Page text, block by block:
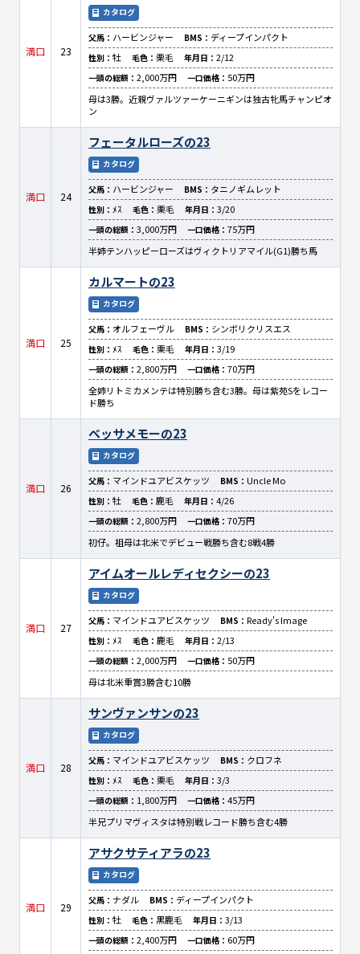
満口 23
カタログ
父馬： ハービンジャー BMS： ディープインパクト
性別： 牡 毛色： 栗毛 年月日： 2/12
一頭の総額： 2,000万円 一口価格： 50万円
母は3勝。近親ヴァルツァーケーニギンは独古牝馬チャンピオ
ン
満口 24
フェータルローズの23
カタログ
父馬： ハービンジャー BMS： タニノギムレット
性別： ﾒｽ 毛色： 栗毛 年月日： 3/20
一頭の総額： 3,000万円 一口価格： 75万円
半姉テンハッピーローズはヴィクトリアマイル(G1)勝ち馬
満口 25
カルマートの23
カタログ
父馬： オルフェーヴル BMS： シンボリクリスエス
性別： ﾒｽ 毛色： 栗毛 年月日： 3/19
一頭の総額： 2,800万円 一口価格： 70万円
全姉リトミカメンテは特別勝ち含む3勝。母は紫苑Sをレコー
ド勝ち
満口 26
ベッサメモーの23
カタログ
父馬： マインドユアビスケッツ BMS： Uncle Mo
性別： 牡 毛色： 鹿毛 年月日： 4/26
一頭の総額： 2,800万円 一口価格： 70万円
初仔。祖母は北米でデビュー戦勝ち含む8戦4勝
満口 27
アイムオールレディセクシーの23
カタログ
父馬： マインドユアビスケッツ BMS： Ready's Image
性別： ﾒｽ 毛色： 鹿毛 年月日： 2/13
一頭の総額： 2,000万円 一口価格： 50万円
母は北米重賞3勝含む10勝
満口 28
サンヴァンサンの23
カタログ
父馬： マインドユアビスケッツ BMS： クロフネ
性別： ﾒｽ 毛色： 栗毛 年月日： 3/3
一頭の総額： 1,800万円 一口価格： 45万円
半兄プリマヴィスタは特別戦レコード勝ち含む4勝
満口 29
アサクサティアラの23
カタログ
父馬： ナダル BMS： ディープインパクト
性別： 牡 毛色： 黒鹿毛 年月日： 3/13
一頭の総額： 2,400万円 一口価格： 60万円